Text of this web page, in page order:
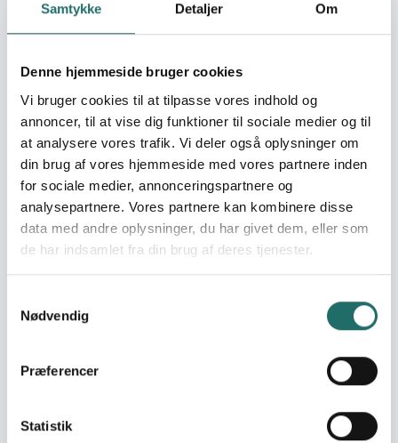
Samtykke Detaljer Om
Denne hjemmeside bruger cookies
Vi bruger cookies til at tilpasse vores indhold og
annoncer, til at vise dig funktioner til sociale medier og til
at analysere vores trafik. Vi deler også oplysninger om
din brug af vores hjemmeside med vores partnere inden
for sociale medier, annonceringspartnere og
analysepartnere. Vores partnere kan kombinere disse
data med andre oplysninger, du har givet dem, eller som
de har indsamlet fra din brug af deres tjenester.
Nødvendig
Præferencer
Statistik
byer og lokalsamfund
forbrug og produktion
Mål 13: Klimaindsats
Indsatser foregår i:
Bangladesh
Indonesia
Mozambique
Paraguay
We will inform about global value chains between
Denmark and the Global South, how these affect people
and the environment, companies' responsibility and the
roles of people at each end. We want to invite the target
changed. We will carry this out through a learning course
aimed at 13-19 year old in schools in Western Zealand.